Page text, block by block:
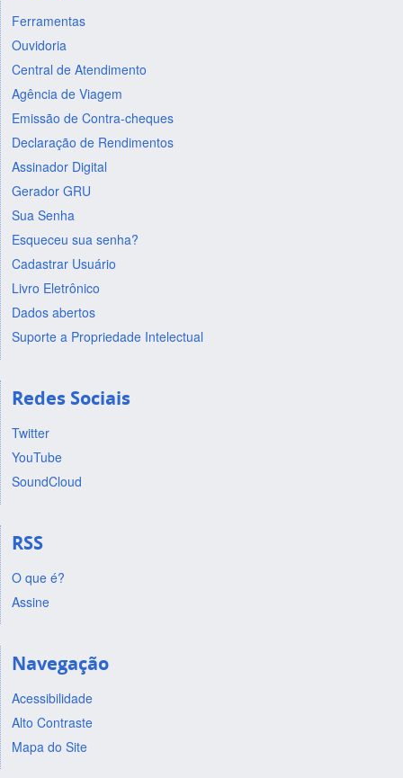
Ferramentas
Ouvidoria
Central de Atendimento
Agência de Viagem
Emissão de Contra-cheques
Declaração de Rendimentos
Assinador Digital
Gerador GRU
Sua Senha
Esqueceu sua senha?
Cadastrar Usuário
Livro Eletrônico
Dados abertos
Suporte a Propriedade Intelectual
Redes Sociais
Twitter
YouTube
SoundCloud
RSS
O que é?
Assine
Navegação
Acessibilidade
Alto Contraste
Mapa do Site